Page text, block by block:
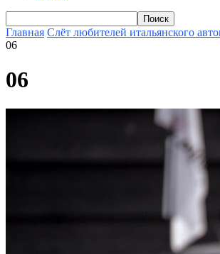
Главная Слёт любителей итальянского
06
06